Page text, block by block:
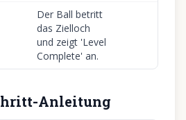
Der Ball betritt
das Zielloch
und zeigt 'Level
Complete' an.
Anleitung